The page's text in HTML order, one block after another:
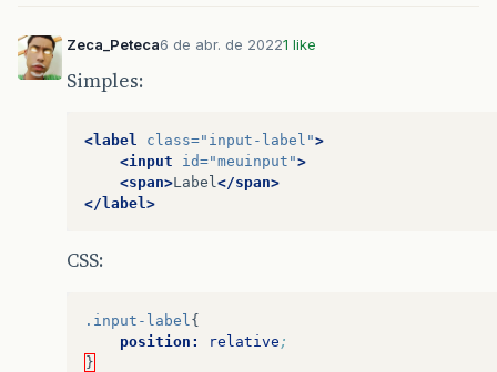
Zeca_Peteca6 de abr. de 20221 like
Simples:
<label class="input-label">
<input
id="meuinput">
<span>Label</span>
</label>
CSS:
.input-label {
position:
relative ;
}